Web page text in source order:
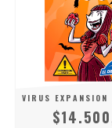
VIRUS EXPANSION